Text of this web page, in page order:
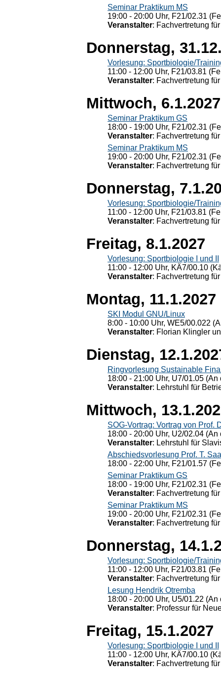
Seminar Praktikum MS
19:00 - 20:00 Uhr, F21/02.31
Veranstalter: Fachvertretung
Donnerstag,
Vorlesung: Sportbiologie/
11:00 - 12:00 Uhr, F21/03.81
Veranstalter: Fachvertretung
Mittwoch, 6.1.2027
Seminar Praktikum GS
18:00 - 19:00 Uhr, F21/02.31
Veranstalter: Fachvertretung
Seminar Praktikum MS
19:00 - 20:00 Uhr, F21/02.31
Veranstalter: Fachvertretung
Donnerstag,
Vorlesung: Sportbiologie/
11:00 - 12:00 Uhr, F21/03.81
Veranstalter: Fachvertretung
Freitag, 8.1.2027
Vorlesung: Sportbiologie I und II
11:00 - 12:00 Uhr, KÄ7/00.10
Veranstalter: Fachvertretung
Montag, 11.1.2027
SKI Modul GNU/Linux
8:00 - 10:00 Uhr, WE5/00.022
Veranstalter: Florian Klingler
Dienstag,
Ringvorlesung Sustainable
18:00 - 21:00 Uhr, U7/01.05
Veranstalter: Lehrstuhl für
Mittwoch,
SOG-Vortrag: Vortrag von Prof.
18:00 - 20:00 Uhr, U2/02.04
Veranstalter: Lehrstuhl für
Abschiedsvorlesung Prof. T.
18:00 - 22:00 Uhr, F21/01.57
Seminar Praktikum GS
18:00 - 19:00 Uhr, F21/02.31
Veranstalter: Fachvertretung
Seminar Praktikum MS
19:00 - 20:00 Uhr, F21/02.31
Veranstalter: Fachvertretung
Donnerstag,
Vorlesung: Sportbiologie/
11:00 - 12:00 Uhr, F21/03.81
Veranstalter: Fachvertretung
Lesung Hendrik Otremba
18:00 - 20:00 Uhr, U5/01.22
Veranstalter: Professur für
Freitag, 15.1.2027
Vorlesung: Sportbiologie I und II
11:00 - 12:00 Uhr, KÄ7/00.10
Veranstalter: Fachvertretung